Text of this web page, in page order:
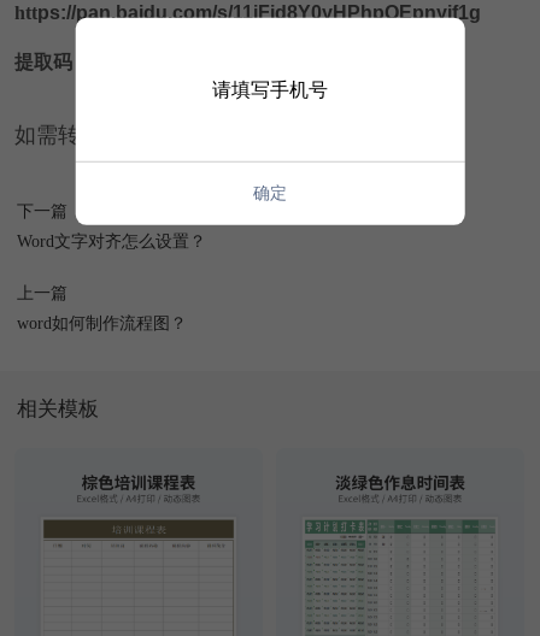
https://pan.baidu.com/s/11iFjd8Y0yHPhpQEpnyjf1g
提取码：5lpe
如需转载请注明源网址：https://www.xqppt.com/
下一篇
Word文字对齐怎么设置？
上一篇
word如何制作流程图？
相关模板
请填写手机号
确定